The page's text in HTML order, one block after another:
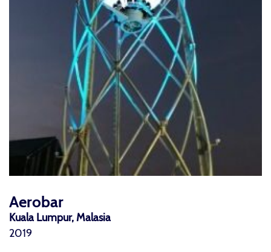
Aerobar
Kuala Lumpur, Malasia
2019